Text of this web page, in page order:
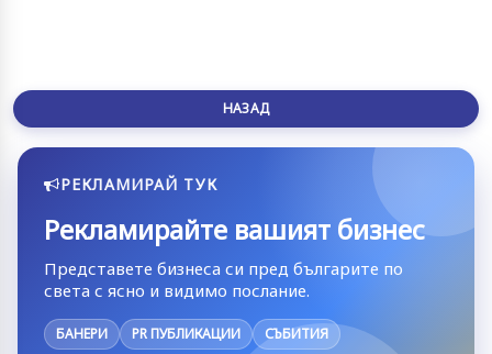
НАЗАД
РЕКЛАМИРАЙ ТУК
Рекламирайте вашият бизнес
Представете бизнеса си пред българите по
света с ясно и видимо послание.
БАНЕРИ PR ПУБЛИКАЦИИ СЪБИТИЯ